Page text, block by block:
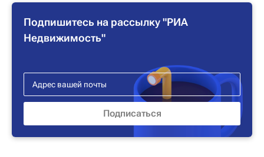
Подпишитесь на рассылку "РИА
Недвижимость"